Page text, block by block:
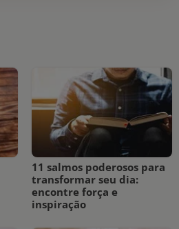
11 salmos poderosos para
transformar seu dia:
encontre força e
inspiração